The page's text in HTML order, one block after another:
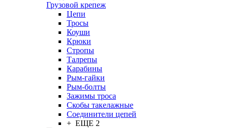
Грузовой крепеж
Цепи
Тросы
Коуши
Крюки
Стропы
Талрепы
Карабины
Рым-гайки
Рым-болты
Зажимы троса
Скобы такелажные
Соединители цепей
+ ЕЩЕ 2